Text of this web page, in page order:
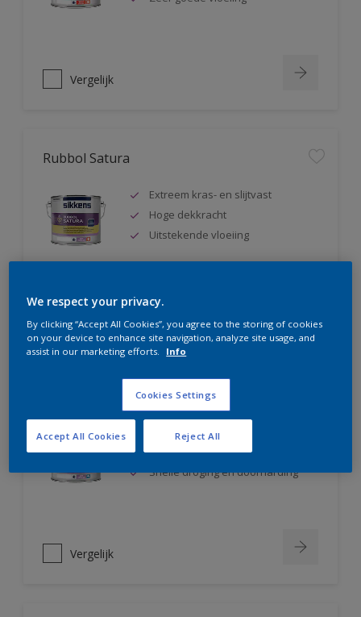
Vergelijk
Rubbol Satura
Extreem kras- en slijtvast
Hoge dekkracht
Uitstekende vloeiing
Rubbol BL Rezisto Satin
Extreem kras- en slijtvast
Huidvetresistente zijdeglanslak
Snelle droging en doorharding
Vergelijk
We respect your privacy.
By clicking “Accept All Cookies”, you agree to the storing of cookies
on your device to enhance site navigation, analyze site usage, and
assist in our marketing efforts.
Info
Cookies Settings
Reject All
Accept All Cookies